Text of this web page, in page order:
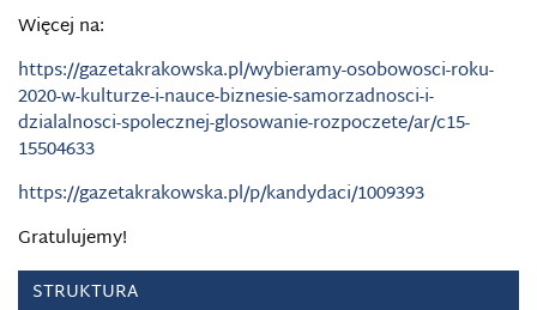
Więcej na:
https://gazetakrakowska.pl/wybieramy-osobowosci-roku-
2020-w-kulturze-i-nauce-biznesie-samorzadnosci-i-
dzialalnosci-spolecznej-glosowanie-rozpoczete/ar/c15-
15504633
https://gazetakrakowska.pl/p/kandydaci/1009393
Gratulujemy!
STRUKTURA